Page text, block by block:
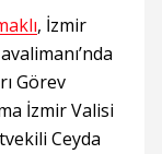
, İzmir
Görev
İzmir Valisi
Ceyda